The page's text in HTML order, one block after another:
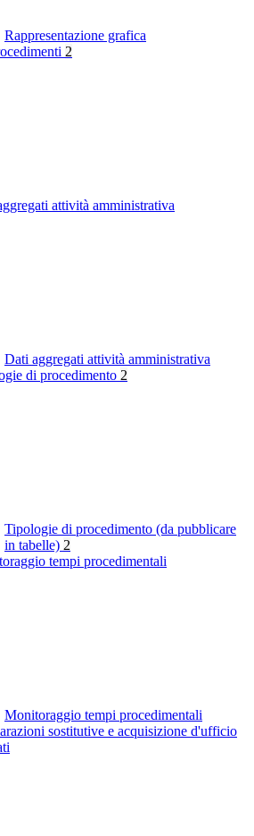
Rappresentazione grafica
2
attività amministrativa
Dati aggregati attività amministrativa
di procedimento 2
Tipologie di procedimento (da pubblicare
in tabelle) 2
tempi procedimentali
Monitoraggio tempi procedimentali
sostitutive e acquisizione d'ufficio